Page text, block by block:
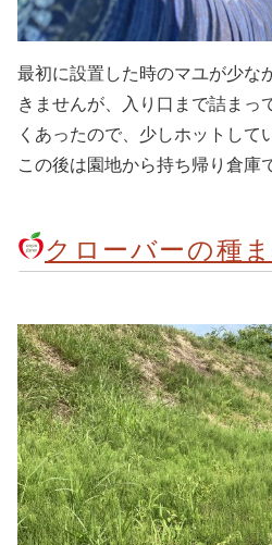
最初に設置した時のマユが少な
きませんが、入り口まで詰まっ
くあったので、少しホットして
この後は園地から持ち帰り倉庫
クローバーの種ま